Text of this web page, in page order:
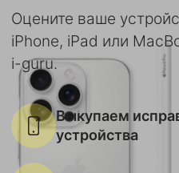
Оцените ваше
iPhone, iPad или
i-guru.
Выкупаем
устройства